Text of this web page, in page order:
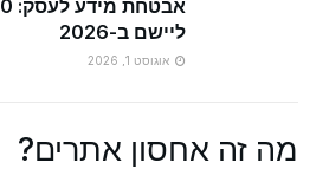
ליישם ב-2026
אוגוסט 1, 2026
מה זה אחסון אתרים?